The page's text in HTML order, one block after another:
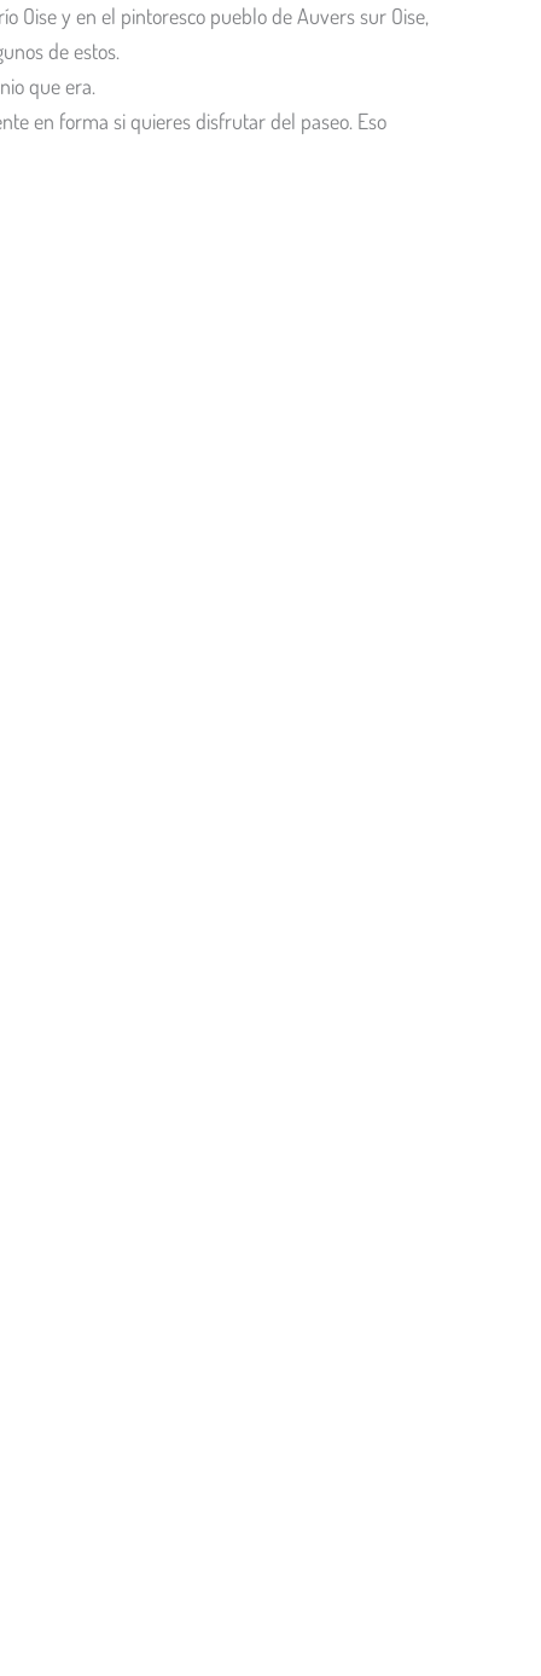
Oise y en el pintoresco pueblo de Auvers sur Oise,
de estos.
que era.
en forma si quieres disfrutar del paseo. Eso